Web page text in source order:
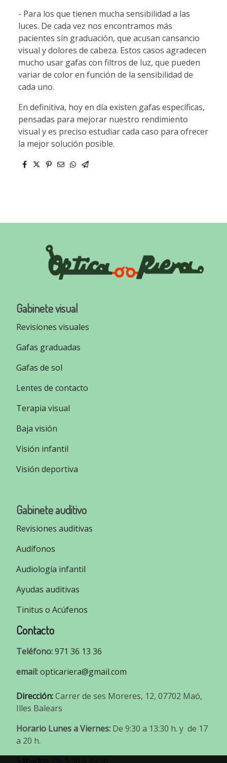
- Para los que tienen mucha sensibilidad a las
luces. De cada vez nos encontramos más
pacientes sin graduación, que acusan cansancio
visual y dolores de cabeza. Estos casos agradecen
mucho usar gafas con filtros de luz, que pueden
variar de color en función de la sensibilidad de
cada uno.
En definitiva, hoy en día existen gafas específicas,
pensadas para mejorar nuestro rendimiento
visual y es preciso estudiar cada caso para ofrecer
la mejor solución posible.
Gabinete visual
Revisiones visuales
Gafas graduadas
Gafas de sol
Lentes de contacto
Terapia visual
Baja visión
Visión infantil
Visión deportiva
Gabinete auditivo
Revisiones auditivas
Audífonos
Audiología infantil
Ayudas auditivas
Tinitus o Acúfenos
Contacto
Teléfono:971 36 13 36
email:opticariera@gmail.com
Dirección:Carrer de ses Moreres, 12, 07702 Maó,
Illes Balears
Horario Lunes a Viernes: De 9:30 a 13:30 h. y de 17
a 20 h.